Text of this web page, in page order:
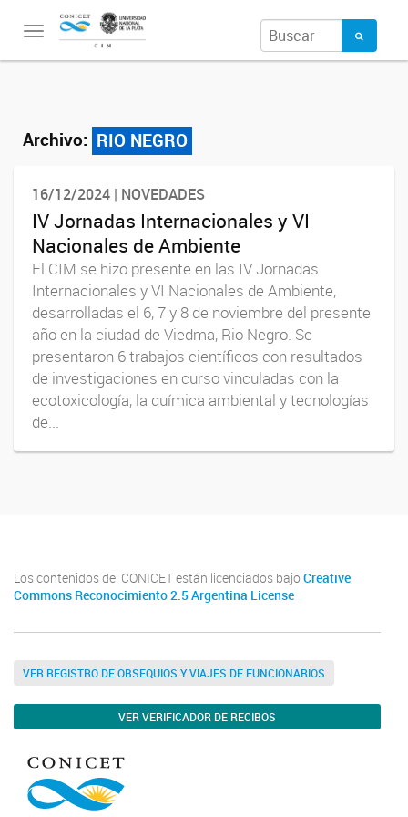
Toggle
navigation
Archivo: RIO NEGRO
16/12/2024 | NOVEDADES
IV Jornadas Internacionales y VI
Nacionales de Ambiente
El CIM se hizo presente en las IV Jornadas
Internacionales y VI Nacionales de Ambiente,
desarrolladas el 6, 7 y 8 de noviembre del presente
año en la ciudad de Viedma, Rio Negro. Se
presentaron 6 trabajos científicos con resultados
de investigaciones en curso vinculadas con la
ecotoxicología, la química ambiental y tecnologías
de...
Los contenidos del CONICET están licenciados bajo Creative
Commons Reconocimiento 2.5 Argentina License
VER REGISTRO DE OBSEQUIOS Y VIAJES DE FUNCIONARIOS
VER VERIFICADOR DE RECIBOS